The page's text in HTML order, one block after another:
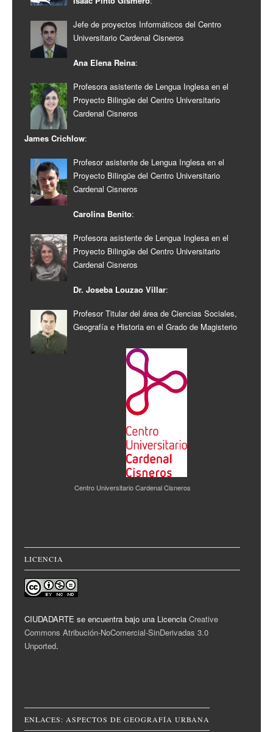
Jefe de proyectos Informáticos del Centro
Universitario Cardenal Cisneros
Ana Elena Reina:
Profesora asistente de Lengua Inglesa en el
Proyecto Bilingüe del Centro Universitario
Cardenal Cisneros
James Crichlow:
Profesor asistente de Lengua Inglesa en el
Proyecto Bilingüe del Centro Universitario
Cardenal Cisneros
Carolina Benito:
Profesora asistente de Lengua Inglesa en el
Proyecto Bilingüe del Centro Universitario
Cardenal Cisneros
Dr. Joseba Louzao Villar:
Profesor Titular del área de Ciencias Sociales,
Geografía e Historia en el Grado de Magisterio
Centro Universitario Cardenal Cisneros
LICENCIA
CIUDADARTE se encuentra bajo una Licencia Creative
Commons Atribución-NoComercial-SinDerivadas 3.0
Unported.
ENLACES: ASPECTOS DE GEOGRAFÍA URBANA